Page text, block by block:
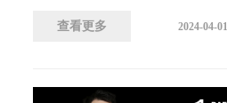
查看更多 2024-04-01